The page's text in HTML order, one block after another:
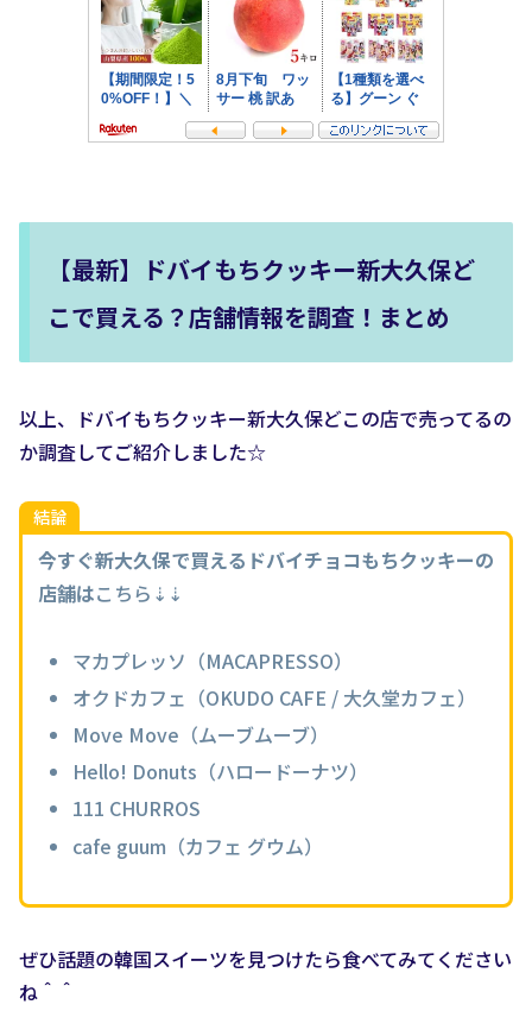
【最新】ドバイもちクッキー新大久保ど
こで買える？店舗情報を調査！まとめ
以上、ドバイもちクッキー新大久保どこの店で売ってるの
か調査してご紹介しました☆
結論
今すぐ新大久保で買えるドバイチョコもちクッキーの
店舗はこちら⇣⇣
マカプレッソ（MACAPRESSO）
オクドカフェ（OKUDO CAFE / 大久堂カフェ）
Move Move（ムーブムーブ）
Hello! Donuts（ハロードーナツ）
111 CHURROS
cafe guum（カフェ グウム）
ぜひ話題の韓国スイーツを見つけたら食べてみてください
ね＾＾